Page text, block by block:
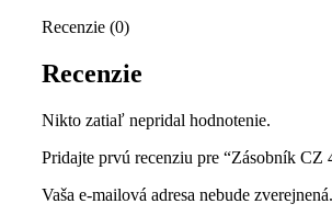
Recenzie (0)
Recenzie
Nikto zatiaľ nepridal hodnotenie.
Pridajte prvú recenziu pre “Zásobník CZ
Vaša e-mailová adresa nebude zverejnená.